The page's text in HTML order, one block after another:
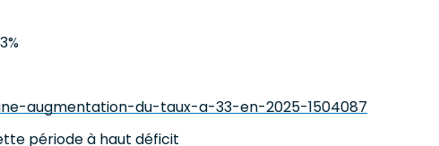
augmentation-du-taux-a-33-en-2025-1504087
période à haut déficit